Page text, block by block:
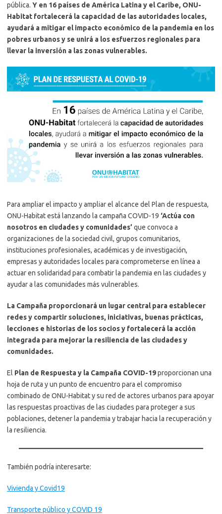
pública. Y en 16 países de América Latina y el Caribe, ONU-
Habitat fortalecerá la capacidad de las autoridades locales,
ayudará a mitigar el impacto económico de la pandemia en los
pobres urbanos y se unirá a los esfuerzos regionales para
llevar la inversión a las zonas vulnerables.
Para ampliar el impacto y ampliar el alcance del Plan de respuesta,
ONU-Habitat está lanzando la campaña COVID-19 ‘Actúa con
nosotros en ciudades y comunidades’ que convoca a
organizaciones de la sociedad civil, grupos comunitarios,
instituciones profesionales, académicas y de investigación,
empresas y autoridades locales para comprometerse en línea a
actuar en solidaridad para combatir la pandemia en las ciudades y
ayudar a las comunidades más vulnerables.
La Campaña proporcionará un lugar central para establecer
redes y compartir soluciones, iniciativas, buenas prácticas,
lecciones e historias de los socios y fortalecerá la acción
integrada para mejorar la resiliencia de las ciudades y
comunidades.
El Plan de Respuesta y la Campaña COVID-19proporcionan una
hoja de ruta y un punto de encuentro para el compromiso
combinado de ONU-Habitat y su red de actores urbanos para apoyar
las respuestas proactivas de las ciudades para proteger a sus
poblaciones, detener la pandemia y trabajar hacia la recuperación y
la resiliencia.
También podría interesarte:
Vivienda y Covid19
Transporte público y COVID 19